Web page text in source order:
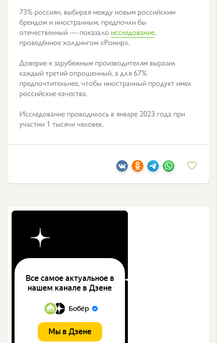
73% россиян, выбирая между новым российским
брендом и иностранным, предпочли бы
отечественный — показало исследование,
проведённое холдингом «Ромир».
Доверие к зарубежным производителям выразил
каждый третий опрошенный, а для 67%
предпочтительнее, чтобы иностранный продукт имел
российские качества.
Исследование проводилось в январе 2023 года при
участии 1 тысячи человек.